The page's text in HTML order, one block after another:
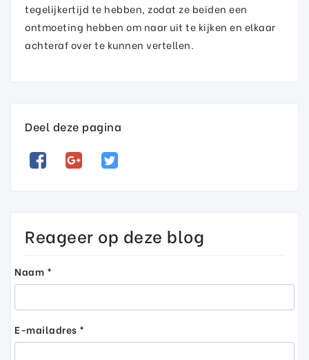
tegelijkertijd te hebben, zodat ze beiden een
ontmoeting hebben om naar uit te kijken en elkaar
achteraf over te kunnen vertellen.
Deel deze pagina
Reageer op deze blog
Naam *
E-mailadres *